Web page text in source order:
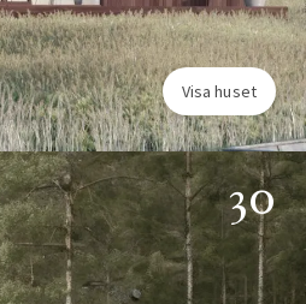
Visa huset
30